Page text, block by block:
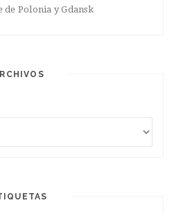
Polonia y Gdansk